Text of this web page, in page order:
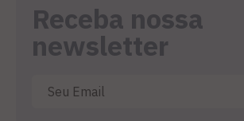
Receba nossa
newsletter